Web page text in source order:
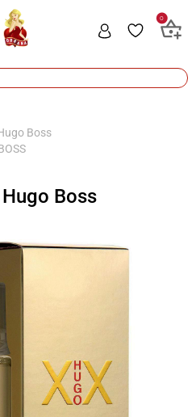
0
Boss
Boss